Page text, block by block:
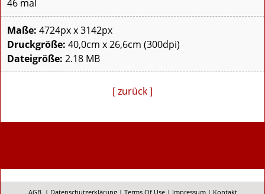
46 mal
Maße: 4724px x 3142px
Druckgröße: 40,0cm x 26,6cm (300dpi)
Dateigröße: 2.18 MB
[ zurück ]
AGB | Datenschutzerklärung| Terms Of Use| Impressum| Kontakt